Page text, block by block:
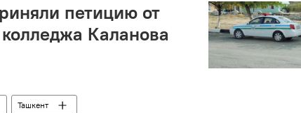
петицию от
Каланова
Ташкент